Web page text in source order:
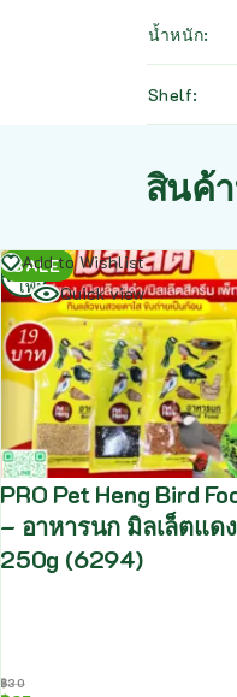
น้ำหนัก
Shelf
สินค้
SALE
Add to Wishlist
Quick view
PRO Pet Heng Bird
– อาหารนก มิลเล็ตแดง
250g (6294)
฿30
อ่าน
เพิ่ม